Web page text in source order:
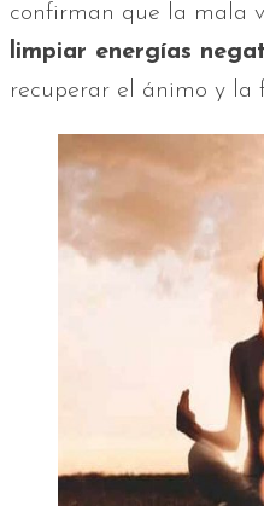
confirman que la mala
limpiar energías
recuperar el ánimo y la